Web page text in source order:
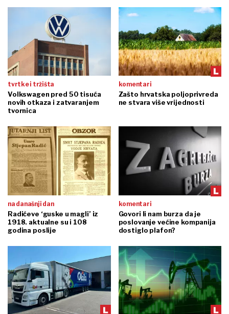
tvrtke i tržišta
Volkswagen pred 50 tisuća
novih otkaza i zatvaranjem
tvornica
komentari
Zašto hrvatska poljoprivreda
ne stvara više vrijednosti
na današnji dan
Radićeve ‘guske u magli’ iz
1918. aktualne su i 108
godina poslije
komentari
Govori li nam burza da je
poslovanje većine kompanija
dostiglo plafon?